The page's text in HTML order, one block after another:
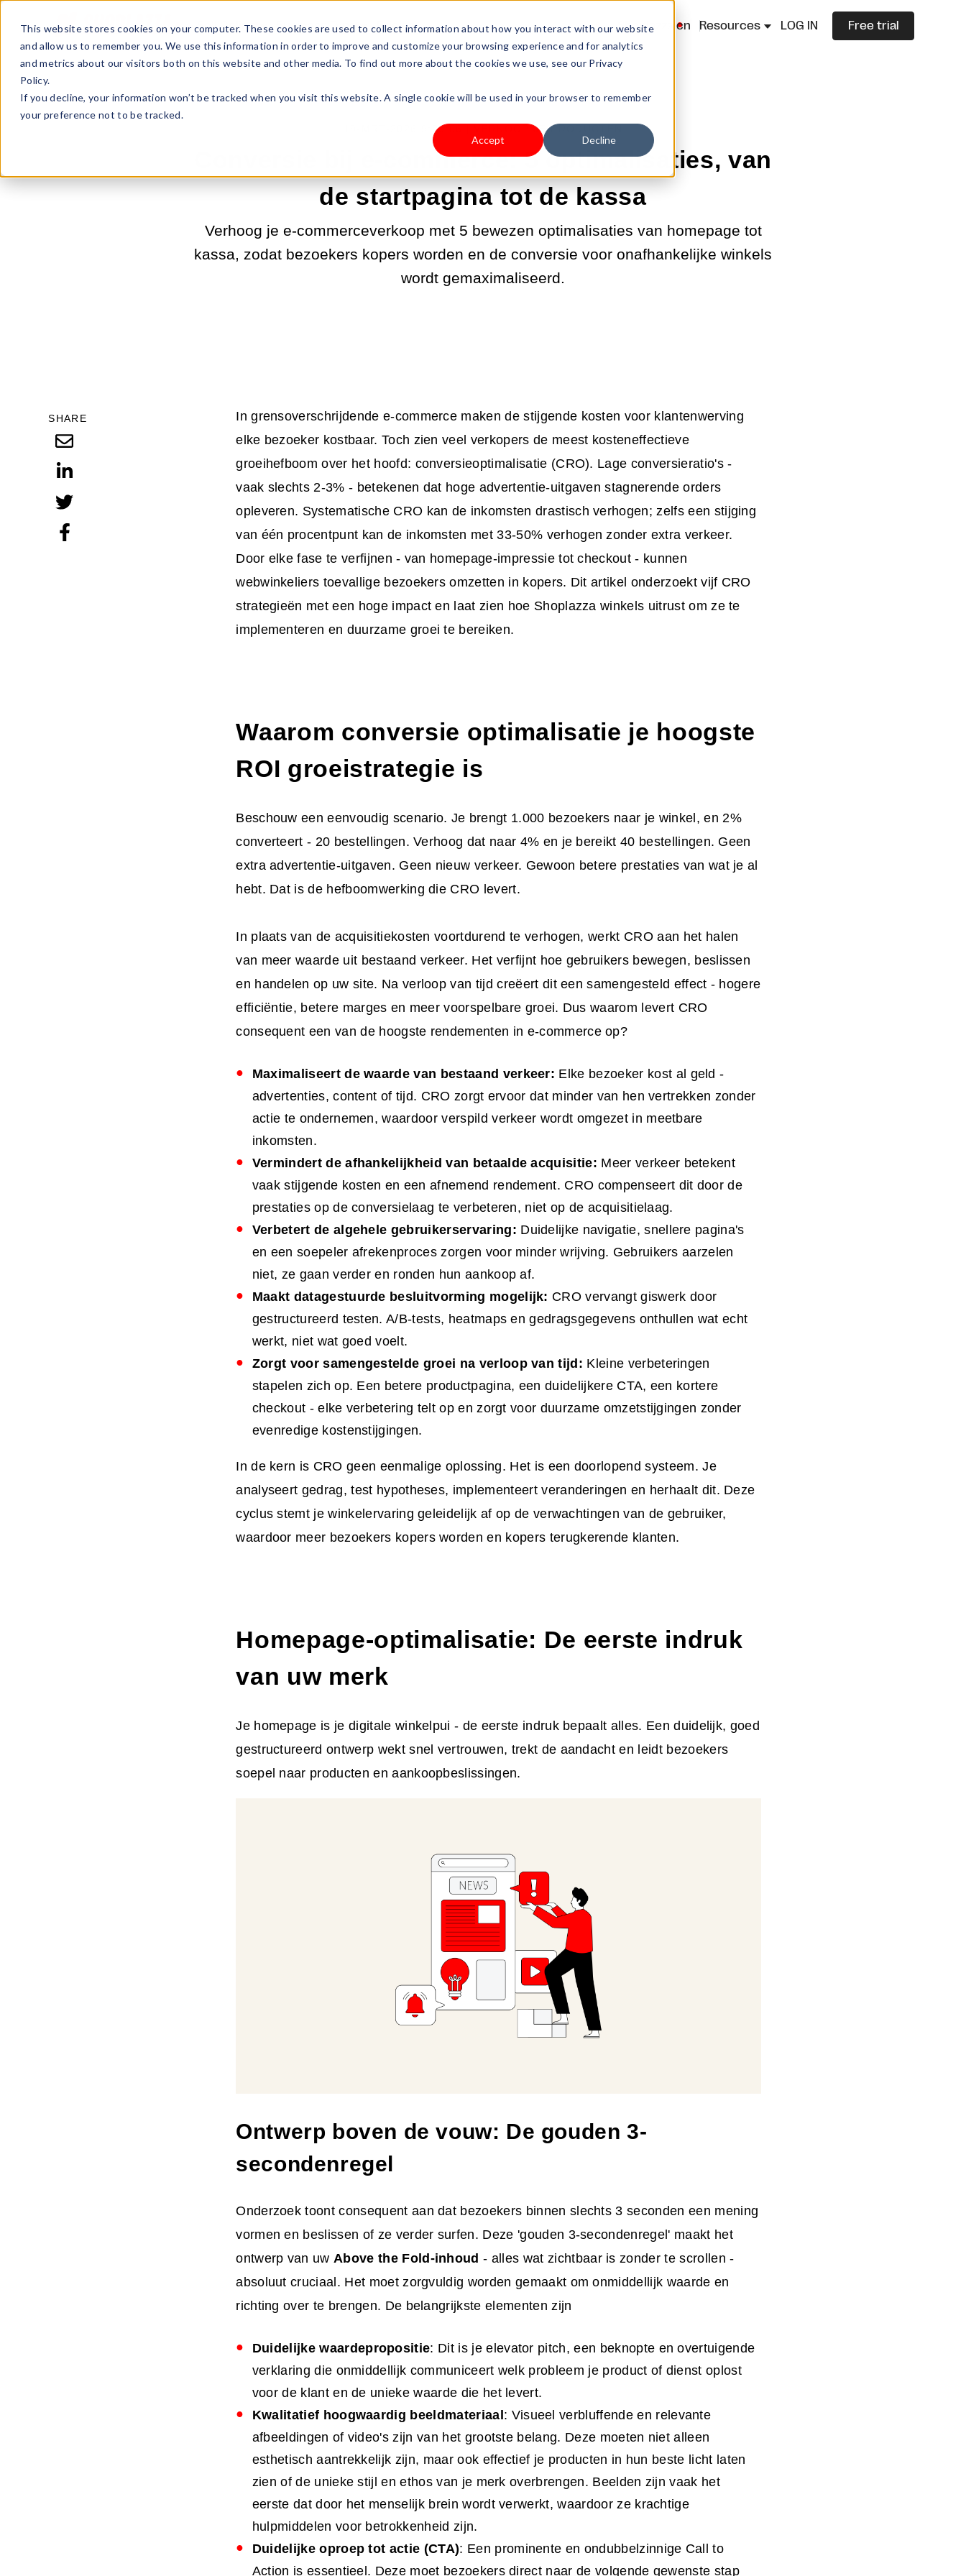
This website stores cookies on your computer. These cookies are used to collect information about how you interact with our website
and allow us to remember you. We use this information in order to improve and customize your browsing experience and for analytics
and metrics about our visitors both on this website and other media. To find out more about the cookies we use, see our Privacy
Policy.
If you decline, your information won’t be tracked when you visit this website. A single cookie will be used in your browser to remember
your preference not to be tracked.
Accept Decline
Sell Online Business Type Pricing Shoplazza.cn Resources LOG IN Free trial
19-MRT-2026 9:00:06 | VERKOOP JE PRODUCTEN
Conversie bij e-commerce: 5 optimalisaties, van
de startpagina tot de kassa
Verhoog je e-commerceverkoop met 5 bewezen optimalisaties van homepage tot
kassa, zodat bezoekers kopers worden en de conversie voor onafhankelijke winkels
wordt gemaximaliseerd.
SHARE
In grensoverschrijdende e-commerce maken de stijgende kosten voor klantenwerving
elke bezoeker kostbaar. Toch zien veel verkopers de meest kosteneffectieve
groeihefboom over het hoofd: conversieoptimalisatie (CRO). Lage conversieratio's -
vaak slechts 2-3% - betekenen dat hoge advertentie-uitgaven stagnerende orders
opleveren. Systematische CRO kan de inkomsten drastisch verhogen; zelfs een stijging
van één procentpunt kan de inkomsten met 33-50% verhogen zonder extra verkeer.
Door elke fase te verfijnen - van homepage-impressie tot checkout - kunnen
webwinkeliers toevallige bezoekers omzetten in kopers. Dit artikel onderzoekt vijf CRO
strategieën met een hoge impact en laat zien hoe Shoplazza winkels uitrust om ze te
implementeren en duurzame groei te bereiken.
Waarom conversie optimalisatie je hoogste
ROI groeistrategie is
Beschouw een eenvoudig scenario. Je brengt 1.000 bezoekers naar je winkel, en 2%
converteert - 20 bestellingen. Verhoog dat naar 4% en je bereikt 40 bestellingen. Geen
extra advertentie-uitgaven. Geen nieuw verkeer. Gewoon betere prestaties van wat je al
hebt. Dat is de hefboomwerking die CRO levert.
In plaats van de acquisitiekosten voortdurend te verhogen, werkt CRO aan het halen
van meer waarde uit bestaand verkeer. Het verfijnt hoe gebruikers bewegen, beslissen
en handelen op uw site. Na verloop van tijd creëert dit een samengesteld effect - hogere
efficiëntie, betere marges en meer voorspelbare groei. Dus waarom levert CRO
consequent een van de hoogste rendementen in e-commerce op?
Maximaliseert de waarde van bestaand verkeer: Elke bezoeker kost al geld -
advertenties, content of tijd. CRO zorgt ervoor dat minder van hen vertrekken zonder
actie te ondernemen, waardoor verspild verkeer wordt omgezet in meetbare
inkomsten.
Vermindert de afhankelijkheid van betaalde acquisitie: Meer verkeer betekent
vaak stijgende kosten en een afnemend rendement. CRO compenseert dit door de
prestaties op de conversielaag te verbeteren, niet op de acquisitielaag.
Verbetert de algehele gebruikerservaring: Duidelijke navigatie, snellere pagina's
en een soepeler afrekenproces zorgen voor minder wrijving. Gebruikers aarzelen
niet, ze gaan verder en ronden hun aankoop af.
Maakt datagestuurde besluitvorming mogelijk: CRO vervangt giswerk door
gestructureerd testen. A/B-tests, heatmaps en gedragsgegevens onthullen wat echt
werkt, niet wat goed voelt.
Zorgt voor samengestelde groei na verloop van tijd: Kleine verbeteringen
stapelen zich op. Een betere productpagina, een duidelijkere CTA, een kortere
checkout - elke verbetering telt op en zorgt voor duurzame omzetstijgingen zonder
evenredige kostenstijgingen.
In de kern is CRO geen eenmalige oplossing. Het is een doorlopend systeem. Je
analyseert gedrag, test hypotheses, implementeert veranderingen en herhaalt dit. Deze
cyclus stemt je winkelervaring geleidelijk af op de verwachtingen van de gebruiker,
waardoor meer bezoekers kopers worden en kopers terugkerende klanten.
Homepage-optimalisatie: De eerste indruk
van uw merk
Je homepage is je digitale winkelpui - de eerste indruk bepaalt alles. Een duidelijk, goed
gestructureerd ontwerp wekt snel vertrouwen, trekt de aandacht en leidt bezoekers
soepel naar producten en aankoopbeslissingen.
Ontwerp boven de vouw: De gouden 3-
secondenregel
Onderzoek toont consequent aan dat bezoekers binnen slechts 3 seconden een mening
vormen en beslissen of ze verder surfen. Deze 'gouden 3-secondenregel' maakt het
ontwerp van uwAbove the Fold-inhoud - alles wat zichtbaar is zonder te scrollen -
absoluut cruciaal. Het moet zorgvuldig worden gemaakt om onmiddellijk waarde en
richting over te brengen. De belangrijkste elementen zijn
Duidelijkewaardepropositie: Dit is je elevator pitch, een beknopte en overtuigende
verklaring die onmiddellijk communiceert welk probleem je product of dienst oplost
voor de klant en de unieke waarde die het levert.
Kwalitatief hoogwaardig beeldmateriaal : Visueel verbluffende en relevante
afbeeldingen of video's zijn van het grootste belang. Deze moeten niet alleen
esthetisch aantrekkelijk zijn, maar ook effectief je producten in hun beste licht laten
zien of de unieke stijl en ethos van je merk overbrengen. Beelden zijn vaak het
eerste dat door het menselijk brein wordt verwerkt, waardoor ze krachtige
hulpmiddelen voor betrokkenheid zijn.
Duidelijke oproep tot actie (CTA): Een prominente en ondubbelzinnige Call to
Action is essentieel. Deze moet bezoekers direct naar de volgende gewenste stap